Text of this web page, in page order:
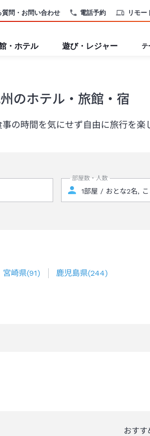
電話予約 リモー
質問・お問い合わせ
・ホテル 遊び・レジャー テ
のホテル・旅館・宿
の時間を気にせず自由に旅行を
部屋数・人数
宮崎県(91) 鹿児島県(244)
おすす